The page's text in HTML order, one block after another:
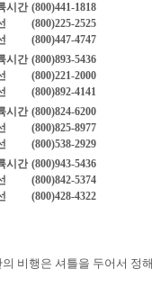
시간 (800)441-1818
(800)225-2525
(800)447-4747
시간 (800)893-5436
(800)221-2000
(800)892-4141
시간 (800)824-6200
(800)825-8977
(800)538-2929
시간 (800)943-5436
(800)842-5374
(800)428-4322
비행은 셔틀을 두어서 정